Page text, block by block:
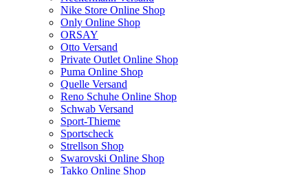
Nike Store Online Shop
Only Online Shop
ORSAY
Otto Versand
Private Outlet Online Shop
Puma Online Shop
Quelle Versand
Reno Schuhe Online Shop
Schwab Versand
Sport-Thieme
Sportscheck
Strellson Shop
Swarovski Online Shop
Takko Online Shop